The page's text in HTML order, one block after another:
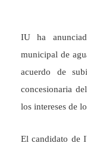
IU ha
municipal de
acuerdo de
concesionaria
los intereses de
El candidato de